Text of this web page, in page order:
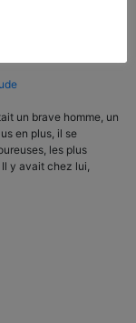
un brave homme, un
en plus, il se
les plus
y avait chez lui,